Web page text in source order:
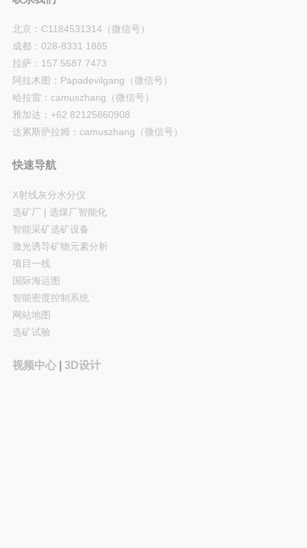
北京：C1184531314（微信号）
成都：028-8331 1885
拉萨：157 5687 7473
阿拉木图：Papadevilgang（微信号）
哈拉雷：camuszhang（微信号）
雅加达：+62 82125860908
达累斯萨拉姆：camuszhang（微信号）
快速导航
X射线灰分水分仪
选矿厂 | 选煤厂智能化
智能采矿选矿设备
激光诱导矿物元素分析
项目一线
国际海运图
智能密度控制系统
网站地图
选矿试验
视频中心 3D设计